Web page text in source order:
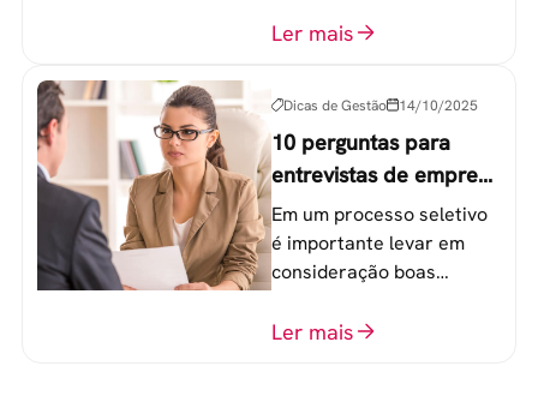
o atingimento das metas
Ler mais
Dicas de Gestão 14/10/2025
10 perguntas para
entrevistas de emprego
que recrutadores não
devem fazer
Em um processo seletivo
é importante levar em
consideração boas
o perfil do profissional e
Ler mais